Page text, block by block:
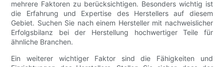
mehrere Faktoren zu berücksichtigen. Besonders wichtig ist
die Erfahrung und Expertise des Herstellers auf diesem
Gebiet. Suchen Sie nach einem Hersteller mit nachweislicher
Erfolgsbilanz bei der Herstellung hochwertiger Teile für
ähnliche Branchen.
Ein weiterer wichtiger Faktor sind die Fähigkeiten und